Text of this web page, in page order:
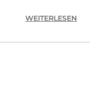
WEITERLESEN
U